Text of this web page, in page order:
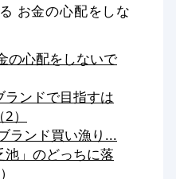
お金の心配をしな
の心配をしないで
ランドで目指すは
）
ランド買い漁り...
池」のどっちに落